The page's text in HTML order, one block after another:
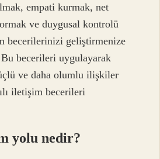
empati kurmak, net
ve duygusal kontrolü
becerilerinizi geliştirmenize
becerileri uygulayarak
ve daha olumlu ilişkiler
iletişim becerileri
yolu nedir?